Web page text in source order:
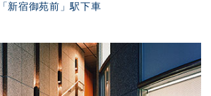
新宿御苑前」駅下車